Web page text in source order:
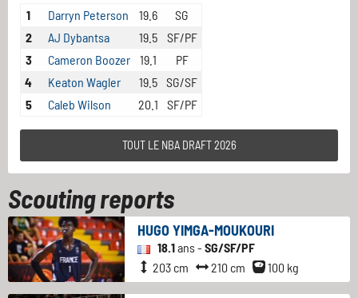
1 Darryn Peterson 19.6
SG
2
AJ Dybantsa 19.5
SF/PF
3
Cameron Boozer 19.1
PF
4
Keaton Wagler 19.5 SG/SF
5
Caleb Wilson 20.1 SF/PF
TOUT LE NBA DRAFT 2026
Scouting reports
HUGO YIMGA-MOUKOURI
18.1ans - SG/SF/PF
203 cm
210 cm 100 kg